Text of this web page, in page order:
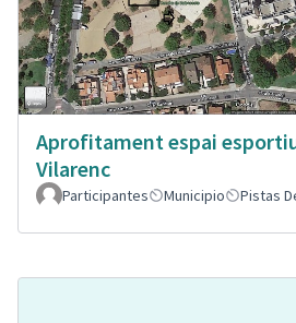
Aprofitament espai
Vilarenc
Participantes Municipio Pistas